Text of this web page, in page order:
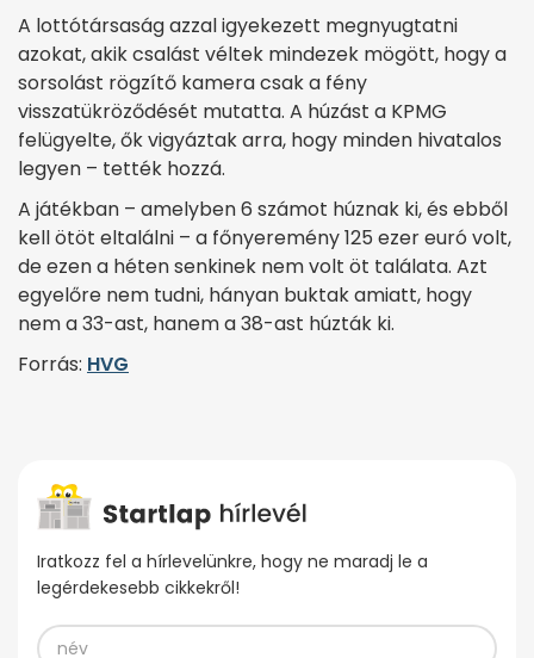
A lottótársaság azzal igyekezett megnyugtatni
azokat, akik csalást véltek mindezek mögött, hogy a
sorsolást rögzítő kamera csak a fény
visszatükröződését mutatta. A húzást a KPMG
felügyelte, ők vigyáztak arra, hogy minden hivatalos
legyen – tették hozzá.
A játékban – amelyben 6 számot húznak ki, és ebből
kell ötöt eltalálni – a főnyeremény 125 ezer euró volt,
de ezen a héten senkinek nem volt öt találata. Azt
egyelőre nem tudni, hányan buktak amiatt, hogy
nem a 33-ast, hanem a 38-ast húzták ki.
Forrás: HVG
Iratkozz fel a hírlevelünkre, hogy ne maradj le a
legérdekesebb cikkekről!